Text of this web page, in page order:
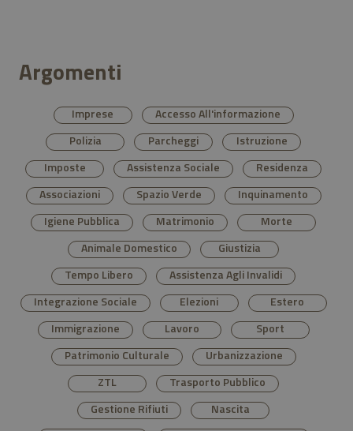
Argomenti
Imprese
Accesso All'informazione
Polizia
Parcheggi
Istruzione
Imposte
Assistenza Sociale
Residenza
Associazioni
Spazio Verde
Inquinamento
Igiene Pubblica
Matrimonio
Morte
Animale Domestico
Giustizia
Tempo Libero
Assistenza Agli Invalidi
Integrazione Sociale
Elezioni
Estero
Immigrazione
Lavoro
Sport
Patrimonio Culturale
Urbanizzazione
ZTL
Trasporto Pubblico
Gestione Rifiuti
Nascita